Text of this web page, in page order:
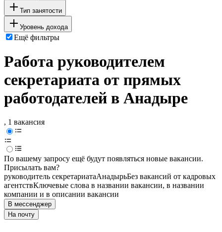
Тип занятости
Уровень дохода
Ещё фильтры
Работа руководителем
секретариата от прямых
работодателей в Анадыре
, 1 вакансия
По вашему запросу ещё будут появляться новые вакансии.
Присылать вам?
руководитель секретариатаАнадырьБез вакансий от кадровых
агентствКлючевые слова в названии вакансии, в названии
компании и в описании вакансии
В мессенджер
На почту